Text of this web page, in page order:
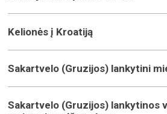
Kelionės į Kroatiją
Sakartvelo (Gruzijos) lankytini
Sakartvelo (Gruzijos) lankytinos